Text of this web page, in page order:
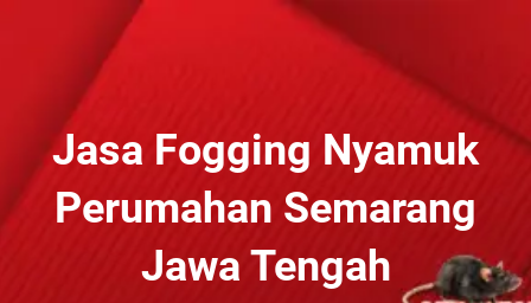
Jasa Fogging Nyamuk
Perumahan Semarang
Jawa Tengah